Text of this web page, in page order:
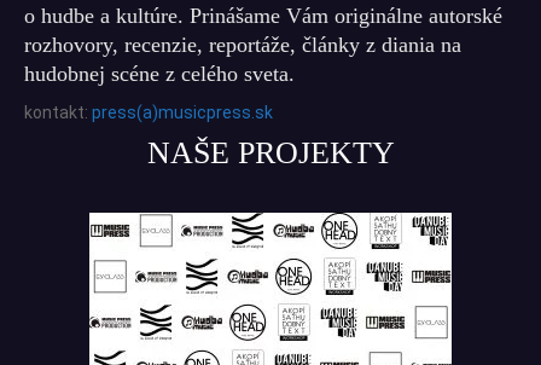
o hudbe a kultúre. Prinášame Vám originálne autorské
rozhovory, recenzie, reportáže, články z diania na
hudobnej scéne z celého sveta.
kontakt: press(a)musicpress.sk
NAŠE PROJEKTY